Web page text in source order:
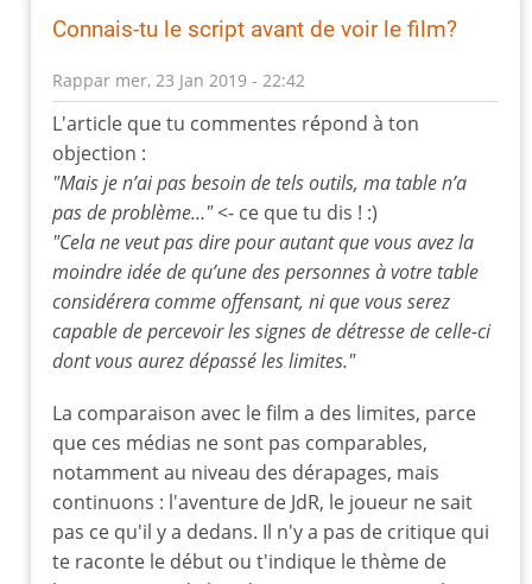
Connais-tu le script avant de voir le film?
Rappar mer, 23 Jan 2019 - 22:42
En
réponse
à
film
du
dimanche
soir
par
leloup
L'article que tu commentes répond à ton
objection :
"Mais je n’ai pas besoin de tels outils, ma table n’a
pas de problème…"<- ce que tu dis ! :)
"Cela ne veut pas dire pour autant que vous avez la
moindre idée de qu’une des personnes à votre table
considérera comme offensant, ni que vous serez
capable de percevoir les signes de détresse de celle-ci
dont vous aurez dépassé les limites."
La comparaison avec le film a des limites, parce
que ces médias ne sont pas comparables,
notamment au niveau des dérapages, mais
continuons : l'aventure de JdR, le joueur ne sait
pas ce qu'il y a dedans. Il n'y a pas de critique qui
te raconte le début ou t'indique le thème de